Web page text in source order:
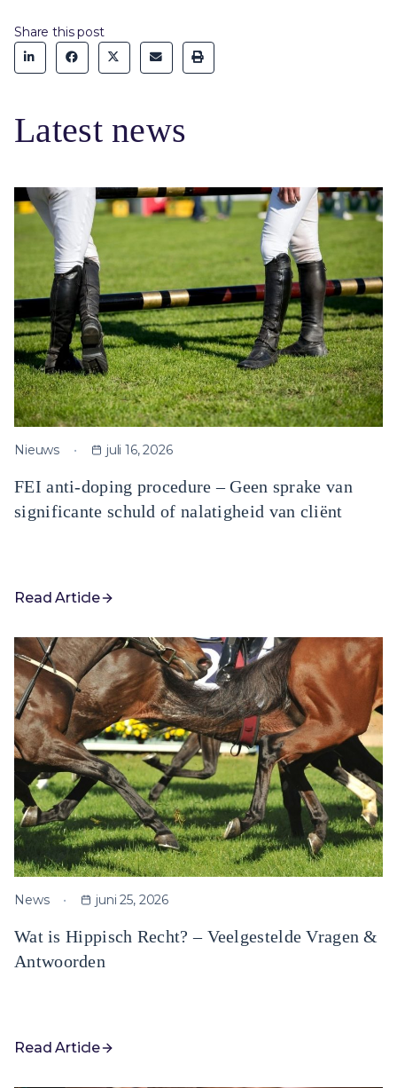
Share this post
Latest news
Nieuws juli 16, 2026
FEI anti-doping procedure – Geen sprake van
significante schuld of nalatigheid van cliënt
Read Article
News juni 25, 2026
Wat is Hippisch Recht? – Veelgestelde Vragen &
Antwoorden
Read Article